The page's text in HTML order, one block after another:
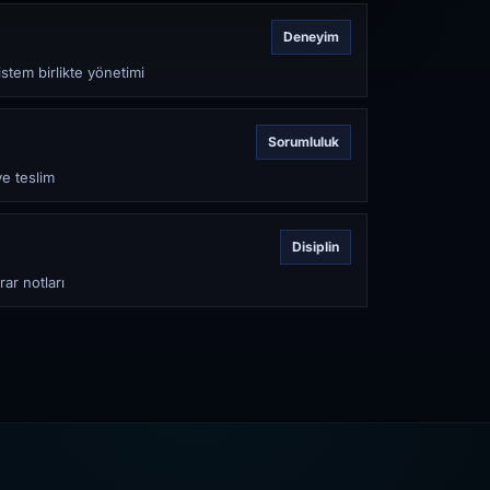
Deneyim
birlikte yönetimi
Sorumluluk
teslim
Disiplin
notları